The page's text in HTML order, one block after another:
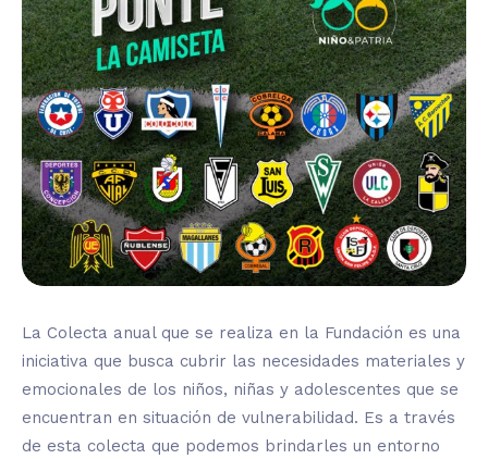
La Colecta anual que se realiza en la Fundación es una
iniciativa que busca cubrir las necesidades materiales y
emocionales de los niños, niñas y adolescentes que se
encuentran en situación de vulnerabilidad. Es a través
de esta colecta que podemos brindarles un entorno